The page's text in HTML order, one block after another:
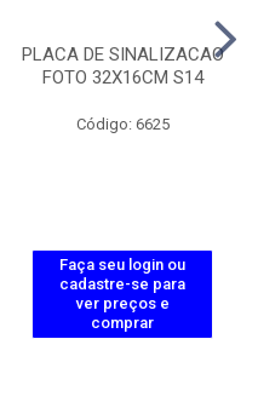
PLACA DE SINALIZACAO
FOTO 32X16CM S14
Código: 6625
Faça seu login ou
cadastre-se para
ver preços e
comprar